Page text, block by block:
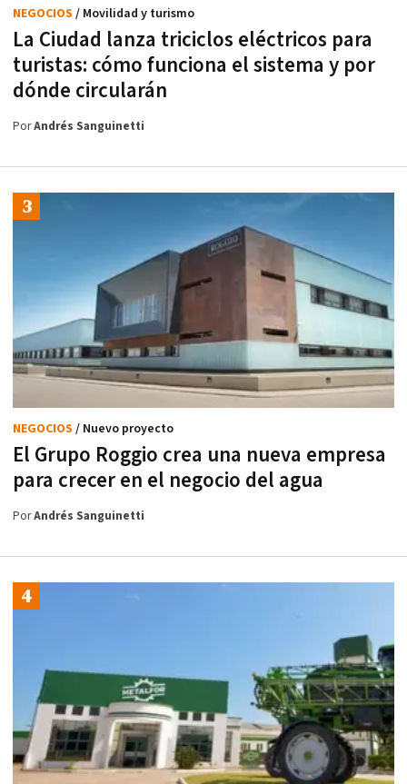
La Ciudad lanza triciclos eléctricos para
turistas: cómo funciona el sistema y por
dónde circularán
NEGOCIOS / Movilidad y turismo
PorAndrés Sanguinetti
El Grupo Roggio crea una nueva empresa
para crecer en el negocio del agua
NEGOCIOS / Nuevo proyecto
PorAndrés Sanguinetti